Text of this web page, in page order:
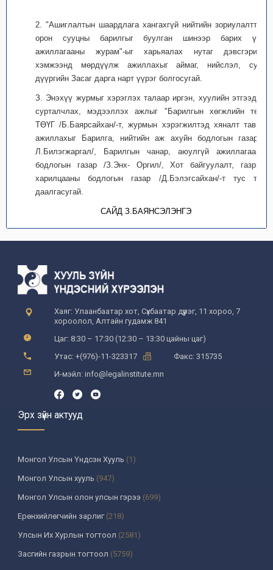
2. "Ашиглалтын шаардлага хангахгүй нийтийн зориулалттай
орон сууцны барилгыг буулган шинээр барих үйл
ажиллагааны журам"-ыг харьяалах нутаг дэвсгэрийн
хэмжээнд мөрдүүлж ажиллахыг аймаг, нийслэл, сум,
дүүргийн Засаг дарга нарт үүрэг болгосугай.
З. Энэхүү журмыг хэрэглэх талаар иргэн, хуулийн этгээдэд
сурталчлах, мэдээллэх ажлыг "Барилгын хөгжлийн төв"
ТӨҮГ /Б.Баярсайхан/-т, журмын хэрэгжилтэд хяналт тавьж
ажиллахыг Барилга, нийтийн аж ахуйн бодлогын газар /
Л.Билэгжаргал/, Барилгын чанар, аюулгүй ажиллагааны
бодлогын газар /З.Энх- Оргил/, Хот байгуулалт, газрын
харилцааны бодлогын газар /Д.Бэлэгсайхан/-т тус тус
даалгасугай.
САЙД З.БАЯНСЭЛЭНГЭ
Хаяг: Улаанбаатар хот, Сүхбаатар дүүрэг, 11 хороо, 7
хороолол, Алтайн гудамж 841
Цаг: 8:30 – 17:30 (12:30 – 13:30 цайны цаг)
Утас: +(976)-11-323317
Факс: 315735
И-мэйл: info@legalinstitute.mn
Эрх зүйн актууд
Монгол Улсын Үндсэн Хууль (1)
Монгол Улсын хууль (947)
Монгол Улсын олон улсын гэрээ (699)
Ерөнхийлөгчийн зарлиг(218)
Улсын Их Хурлын тогтоол (2581)
Засгийн газрын тогтоол (5759)